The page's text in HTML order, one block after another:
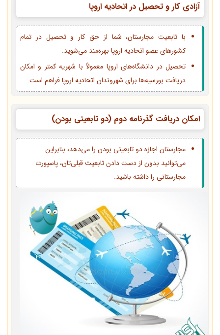
آزادی کار و تحصیل در اتحادیه اروپا
با تابعیت مجارستان، شما از حق کار و تحصیل در تمام
کشورهای عضو اتحادیه اروپا بهره‌مند می‌شوید.
تحصیل در دانشگاه‌های اروپا معمولاً با شهریه کمتر و امکان
دریافت بورسیه‌ها برای شهروندان اتحادیه اروپا فراهم است.
امکان دریافت گذرنامه دوم (دو تابعیتی بودن)
مجارستان اجازه دو تابعیتی بودن را می‌دهد، بنابراین
می‌توانید بدون از دست دادن تابعیت قبلی‌تان، پاسپورت
مجارستانی را داشته باشید.